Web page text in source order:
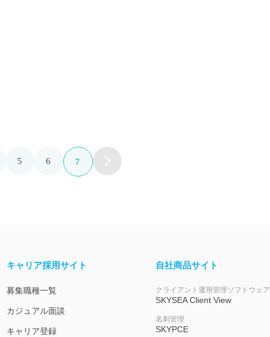
5 6 7
キャリア採用サイト
募集職種一覧
カジュアル面談
キャリア登録
自社商品サイト
クライアント運用管理ソフトウェア
SKYSEA Client View
名刺管理
SKYPCE